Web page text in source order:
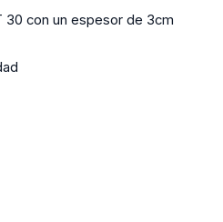
30 con un espesor de 3cm